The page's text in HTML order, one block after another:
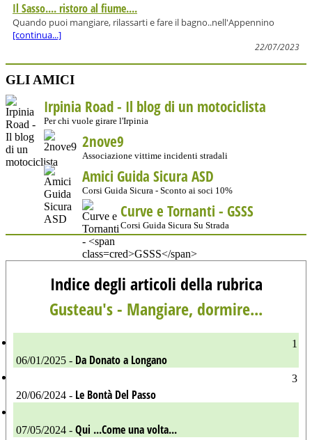
Il Sasso.... ristoro al fiume....
Quando puoi mangiare, rilassarti e fare il bagno..nell'Appennino
[continua...]
22/07/2023
GLI AMICI
Irpinia Road - Il blog di un motociclista
Per chi vuole girare l'Irpinia
2nove9
Associazione vittime incidenti stradali
Amici Guida Sicura ASD
Corsi Guida Sicura - Sconto ai soci 10%
Curve e Tornanti - GSSS
Corsi Guida Sicura Su Strada
Indice degli articoli della rubrica
Gusteau's - Mangiare, dormire...
1
06/01/2025 - Da Donato a Longano
3
20/06/2024 - Le Bontà Del Passo
07/05/2024 - Qui ...Come una volta...